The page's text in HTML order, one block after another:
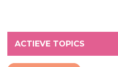
ACTIEVE TOPICS